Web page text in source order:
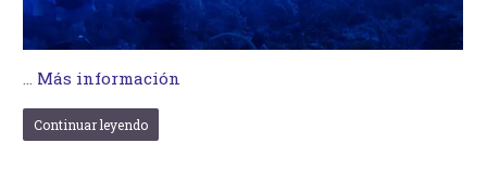
… Más información
Continuar leyendo